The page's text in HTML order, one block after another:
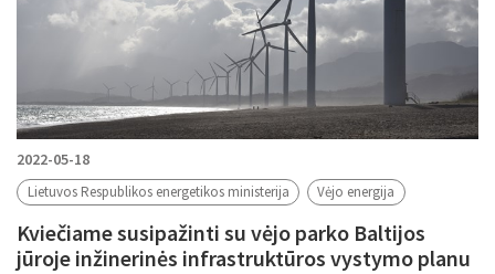
2022-05-18
Lietuvos Respublikos energetikos ministerija Vėjo energija
Kviečiame susipažinti su vėjo parko Baltijos
jūroje inžinerinės infrastruktūros vystymo planu